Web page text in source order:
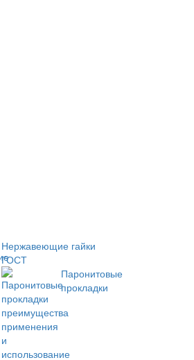
Нержавеющие гайки
ГОСТ
Паронитовые
прокладки